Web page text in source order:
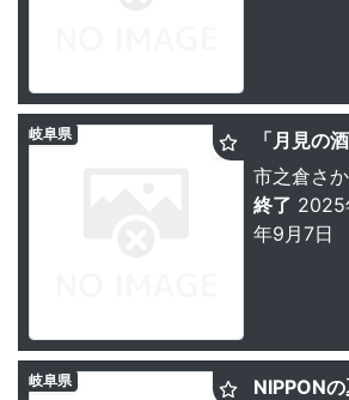
「月見の
市之倉さ
終了 2025
年9月7日
岐阜県
NIPPON
岐阜県